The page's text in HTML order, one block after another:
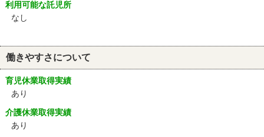
利用可能な託児所
なし
働きやすさについて
育児休業取得実績
あり
介護休業取得実績
あり